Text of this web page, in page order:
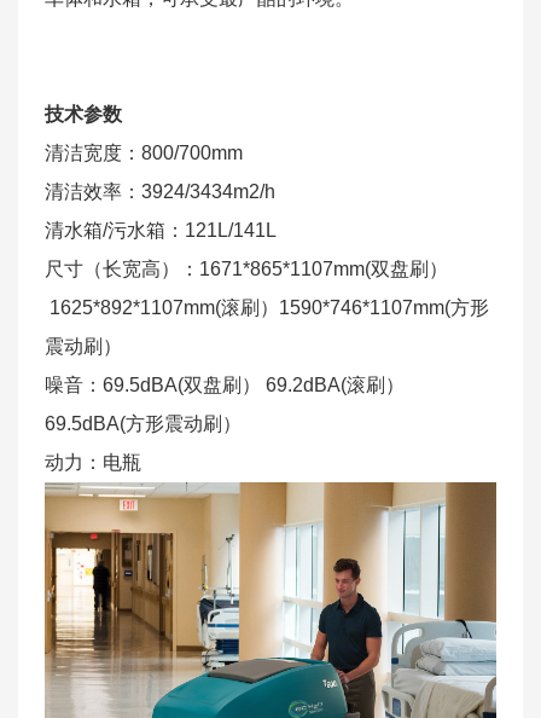
技术参数
清洁宽度：800/700mm
清洁效率：3924/3434m2/h
清水箱/污水箱：121L/141L
尺寸（长宽高）：1671*865*1107mm(双盘刷）
1625*892*1107mm(滚刷）1590*746*1107mm(方形
震动刷）
噪音：69.5dBA(双盘刷） 69.2dBA(滚刷）
69.5dBA(方形震动刷）
动力：电瓶